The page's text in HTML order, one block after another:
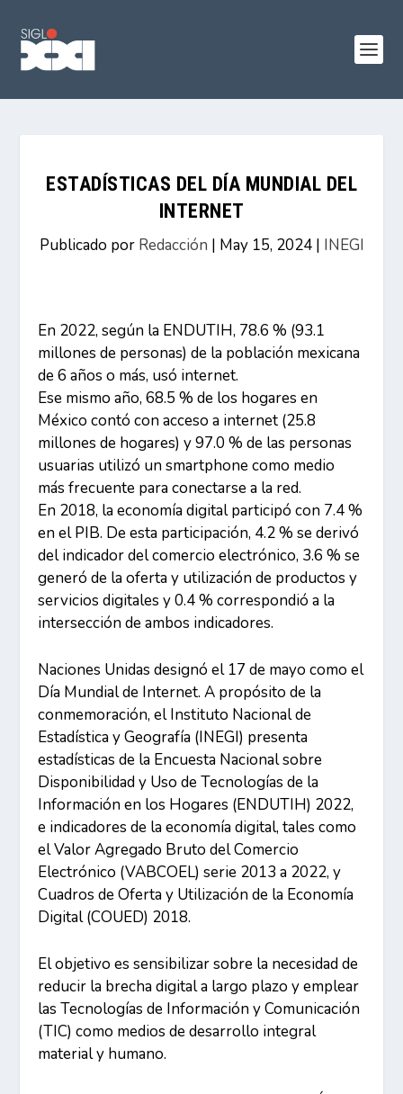
ESTADÍSTICAS DEL DÍA MUNDIAL DEL
INTERNET
Publicado por Redacción | May 15, 2024| INEGI
En 2022, según la ENDUTIH, 78.6 % (93.1
millones de personas) de la población mexicana
de 6 años o más, usó internet.
Ese mismo año, 68.5 % de los hogares en
México contó con acceso a internet (25.8
millones de hogares) y 97.0 % de las personas
usuarias utilizó un smartphone como medio
más frecuente para conectarse a la red.
En 2018, la economía digital participó con 7.4 %
en el PIB. De esta participación, 4.2 % se derivó
del indicador del comercio electrónico, 3.6 % se
generó de la oferta y utilización de productos y
servicios digitales y 0.4 % correspondió a la
intersección de ambos indicadores.
Naciones Unidas designó el 17 de mayo como el
Día Mundial de Internet. A propósito de la
conmemoración, el Instituto Nacional de
Estadística y Geografía (INEGI) presenta
estadísticas de la Encuesta Nacional sobre
Disponibilidad y Uso de Tecnologías de la
Información en los Hogares (ENDUTIH) 2022,
e indicadores de la economía digital, tales como
el Valor Agregado Bruto del Comercio
Electrónico (VABCOEL) serie 2013 a 2022, y
Cuadros de Oferta y Utilización de la Economía
Digital (COUED) 2018.
El objetivo es sensibilizar sobre la necesidad de
reducir la brecha digital a largo plazo y emplear
las Tecnologías de Información y Comunicación
(TIC) como medios de desarrollo integral
material y humano.